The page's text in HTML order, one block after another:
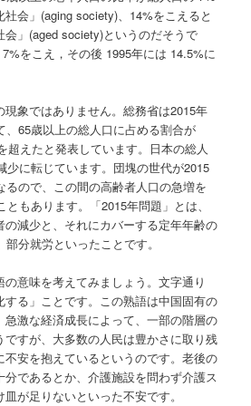
会」(aging society)、14%をこえると
会」(aged society)というのだそうで
をこえ，その後 1995年には 14.5%に
象ではありません。総務省は2015年
、65歳以上の総人口に占める割合が
超えたと発表しています。日本の総人
少に転じています。団塊の世代が2015
るので、この間の高齢者人口の急増を
ともあります。「2015年問題」とは、
の減少と、それにカバーする定年年齢の
分就労といったことです。
の意味を考えてみましょう。文字通り
する」ことです。この熟語は中国固有の
激な経済成長によって、一部の階層の
ですが、大多数の人民は豊かさに取り残
不安を抱えているというのです。老後の
であるとか、介護施設を問わず介護ス
が足りないといった不安です。